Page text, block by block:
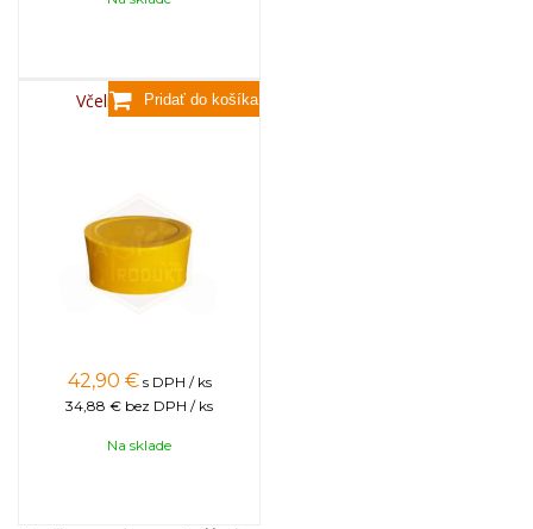
Včelí vosk, 3,5kg
42,90 € s DPH / ks
34,88 € bez DPH / ks
Na sklade